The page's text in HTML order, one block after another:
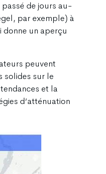
de jours au-
par exemple) à
donne un aperçu
peuvent
solides sur le
et la
d’atténuation